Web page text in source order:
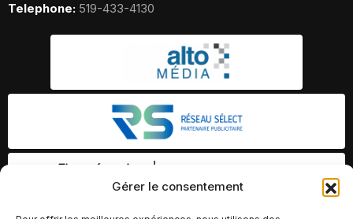
Gérer le consentement
Telephone: 519-433-4130